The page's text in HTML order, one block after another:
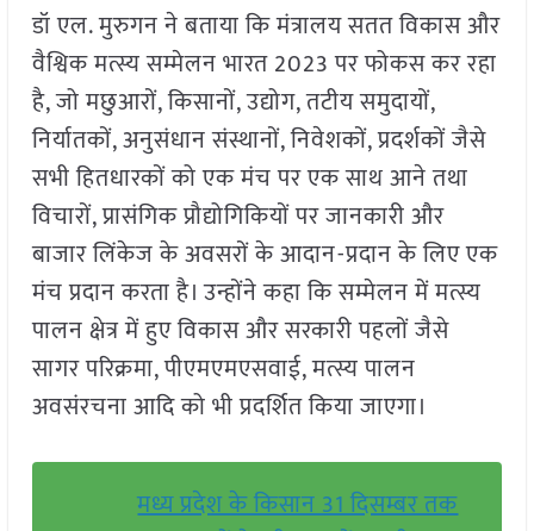
डॉ एल. मुरुगन ने बताया कि मंत्रालय सतत विकास और
वैश्विक मत्स्य सम्मेलन भारत 2023 पर फोकस कर रहा
है, जो मछुआरों, किसानों, उद्योग, तटीय समुदायों,
निर्यातकों, अनुसंधान संस्थानों, निवेशकों, प्रदर्शकों जैसे
सभी हितधारकों को एक मंच पर एक साथ आने तथा
विचारों, प्रासंगिक प्रौद्योगिकियों पर जानकारी और
बाजार लिंकेज के अवसरों के आदान-प्रदान के लिए एक
मंच प्रदान करता है। उन्होंने कहा कि सम्मेलन में मत्स्य
पालन क्षेत्र में हुए विकास और सरकारी पहलों जैसे
सागर परिक्रमा, पीएमएमएसवाई, मत्स्य पालन
अवसंरचना आदि को भी प्रदर्शित किया जाएगा।
मध्य प्रदेश के किसान 31 दिसम्बर तक